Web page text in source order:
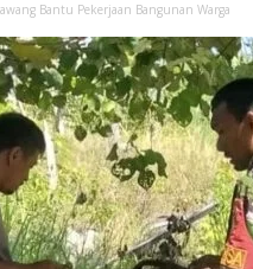
Bantu Pekerjaan Bangunan Warga